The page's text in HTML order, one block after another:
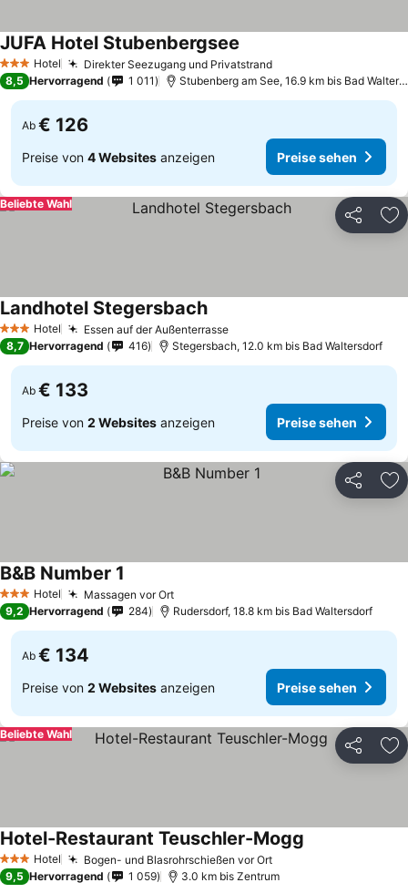
3 SterneHotel Direkter Seezugang und PrivatstrandPreise sehen
JUFA Hotel Stubenbergsee
8,5 Hervorragend 1 011 Stubenberg am See, 16.9 km bis Bad
Ab € 126
Preise von 4 Websites anzeigen Preise sehen
Teilen
Beliebte Wahl
3 SterneHotel Essen auf der AußenterrassePreise sehen
Landhotel StegersbachPreise sehen
8,7 Hervorragend 416 Stegersbach, 12.0 km bis Bad Waltersdorf
Ab € 133
Preise von 2 Websites anzeigen Preise sehen
Teilen
3 SterneHotel Massagen vor OrtPreise sehen
B&B Number 1
9,2 Hervorragend 284 Rudersdorf, 18.8 km bis Bad Waltersdorf
Ab € 134
Preise von 2 Websites anzeigen Preise sehen
Teilen
Beliebte Wahl
3 SterneHotel Bogen- und Blasrohrschießen vor OrtPreise sehen
Hotel-Restaurant Teuschler-Mogg
9,5 Hervorragend 1 059 3.0 km bis Zentrum